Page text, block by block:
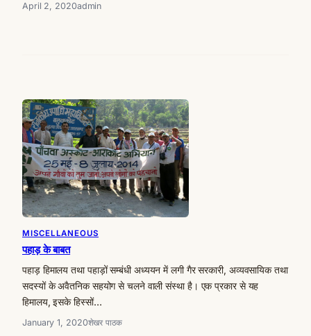
April 2, 2020admin
MISCELLANEOUS
पहाड़ के बाबत
पहाड़ हिमालय तथा पहाड़ों सम्बंधी अध्ययन में लगी गैर सरकारी, अव्यवसायिक तथा
सदस्यों के अवैतनिक सहयोग से चलने वाली संस्था है। एक प्रकार से यह
हिमालय, इसके हिस्सों…
January 1, 2020शेखर पाठक